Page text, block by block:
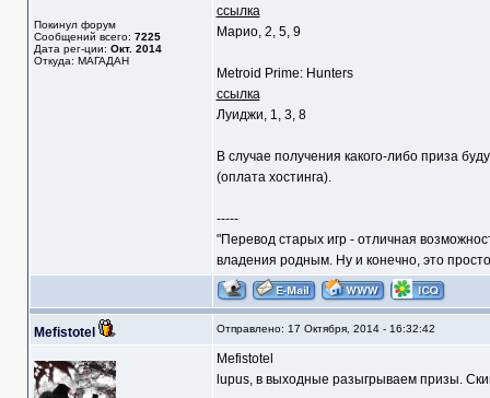
Покинул форум
Сообщений всего: 7225
Дата рег-ции: Окт. 2014
Откуда: МАГАДАН
ссылка
Марио, 2, 5, 9
Metroid Prime: Hunters
ссылка
Луиджи, 1, 3, 8
В случае получения какого-либо приза
(оплата хостинга).
-----
"Перевод старых игр - отличная
владения родным. Ну и конечно, это
Mefistotel Отправлено: 17 Октября, 2014 - 16:32:42
Mefistotel
lupus, в выходные разыгрываем призы.